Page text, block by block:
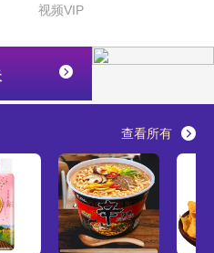
视频VIP
查看所有